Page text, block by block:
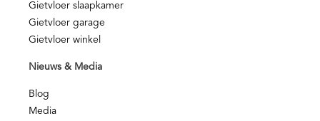
Gietvloer slaapkamer
Gietvloer garage
Gietvloer winkel
Nieuws & Media
Blog
Media